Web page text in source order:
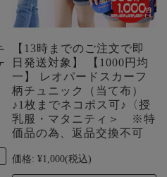
【13時までのご注文で即
日発送対象】 【1000円均
一】 レオパードスカーフ
柄チュニック（当て布）
♪1枚までネコポス可♪〈授
乳服・マタニティ＞ ※特
価品の為、返品交換不可
価格: ¥1,000(税込)